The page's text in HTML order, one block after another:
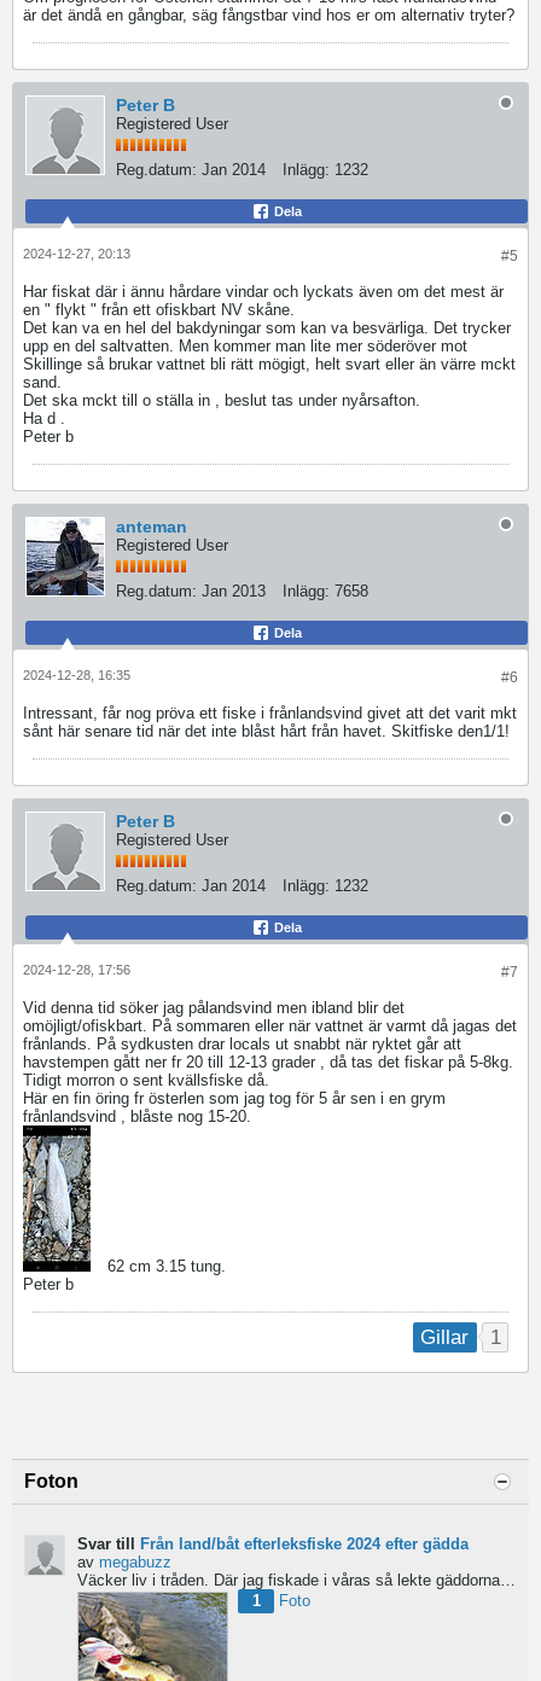
är det ändå en gångbar, säg fångstbar vind hos er om alternativ tryter?
Peter B
Registered User
Reg.datum: Jan 2014 Inlägg: 1232
Dela
#5
2024-12-27, 20:13
Har fiskat där i ännu hårdare vindar och lyckats även om det mest är
en " flykt " från ett ofiskbart NV skåne.
Det kan va en hel del bakdyningar som kan va besvärliga. Det trycker
upp en del saltvatten. Men kommer man lite mer söderöver mot
Skillinge så brukar vattnet bli rätt mögigt, helt svart eller än värre mckt
sand.
Det ska mckt till o ställa in , beslut tas under nyårsafton.
Ha d .
Peter b
anteman
Registered User
Reg.datum: Jan 2013 Inlägg: 7658
Dela
#6
2024-12-28, 16:35
Intressant, får nog pröva ett fiske i frånlandsvind givet att det varit mkt
sånt här senare tid när det inte blåst hårt från havet. Skitfiske den1/1!
Peter B
Registered User
Reg.datum: Jan 2014 Inlägg: 1232
Dela
#7
2024-12-28, 17:56
Vid denna tid söker jag pålandsvind men ibland blir det
omöjligt/ofiskbart. På sommaren eller när vattnet är varmt då jagas det
frånlands. På sydkusten drar locals ut snabbt när ryktet går att
havstempen gått ner fr 20 till 12-13 grader , då tas det fiskar på 5-8kg.
Tidigt morron o sent kvällsfiske då.
Här en fin öring fr österlen som jag tog för 5 år sen i en grym
frånlandsvind , blåste nog 15-20.
62 cm 3.15 tung.
Peter b
Gillar 1
Foton
Svar till
Från land/båt efterleksfiske 2024 efter gädda
av megabuzz
Väcker liv i tråden. Där jag fiskade i våras så lekte gäddorna från början av mars hela vägen in i juni...
1
Foto